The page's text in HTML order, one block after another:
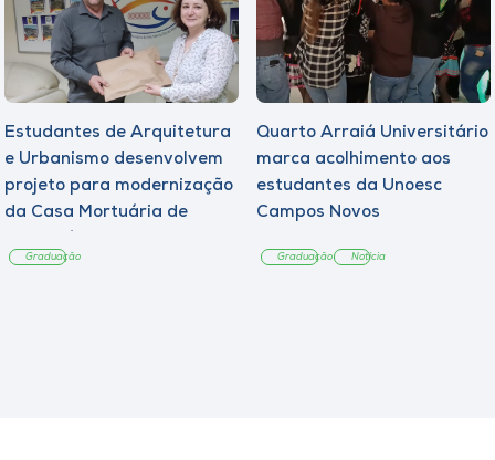
Estudantes de Arquitetura
e Urbanismo desenvolvem
projeto para modernização
da Casa Mortuária de
Graduação
Quarto Arraiá Universitário
marca acolhimento aos
estudantes da Unoesc
Campos Novos
Graduação Notícia